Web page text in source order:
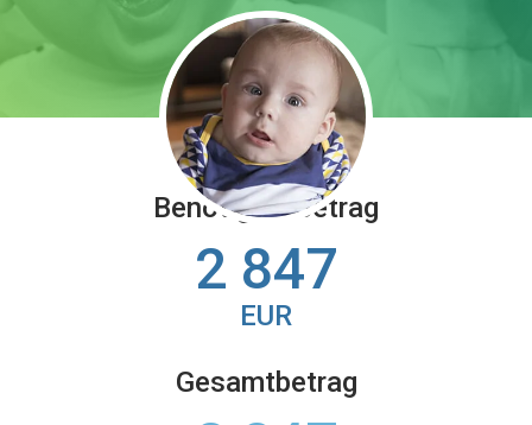
Benötigter Betrag
2 847
EUR
Gesamtbetrag